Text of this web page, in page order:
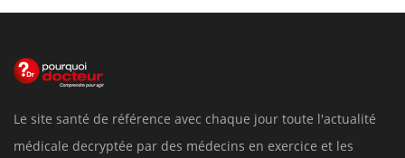
Le site santé de référence avec chaque jour toute l'actualité
médicale decryptée par des médecins en exercice et les